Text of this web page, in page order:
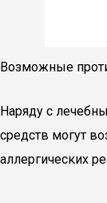
Возможные
Наряду с
средств могут
аллергических